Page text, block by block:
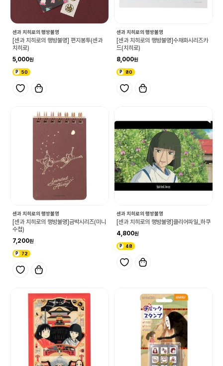
센과 치히로의 행방불명
[센과 치히로의 행방불명] 편지봉투(센과
치히로)
5,000
50
센과 치히로의 행방불명
[센과 치히로의 행방불명]수채화시리즈카
드(치히로)
8,000
80
센과 치히로의 행방불명
[센과 치히로의 행방불명]금박시리즈(미니
수첩)
7,200
72
센과 치히로의 행방불명
[센과 치히로의 행방불명]클리어파일_하쿠
4,800
48